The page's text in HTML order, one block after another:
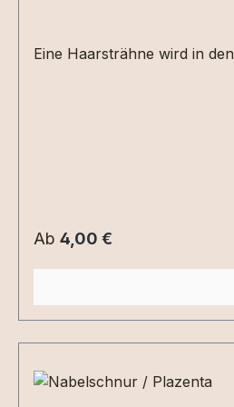
Eine Haarsträhne wird in
Regulärer Preis:
Ab 4,00 €